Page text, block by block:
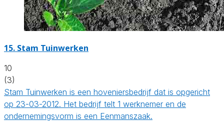
15. Stam Tuinwerken
10
(3)
Stam Tuinwerken is een hoveniersbedrijf dat is opgericht
op 23-03-2012. Het bedrijf telt 1 werknemer en de
ondernemingsvorm is een Eenmanszaak.